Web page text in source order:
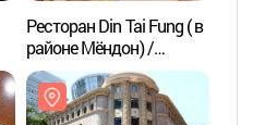
Ресторан Din Tai Fung ( в
районе Мёндон) /
(딘타이펑코리아
(명동중앙점))